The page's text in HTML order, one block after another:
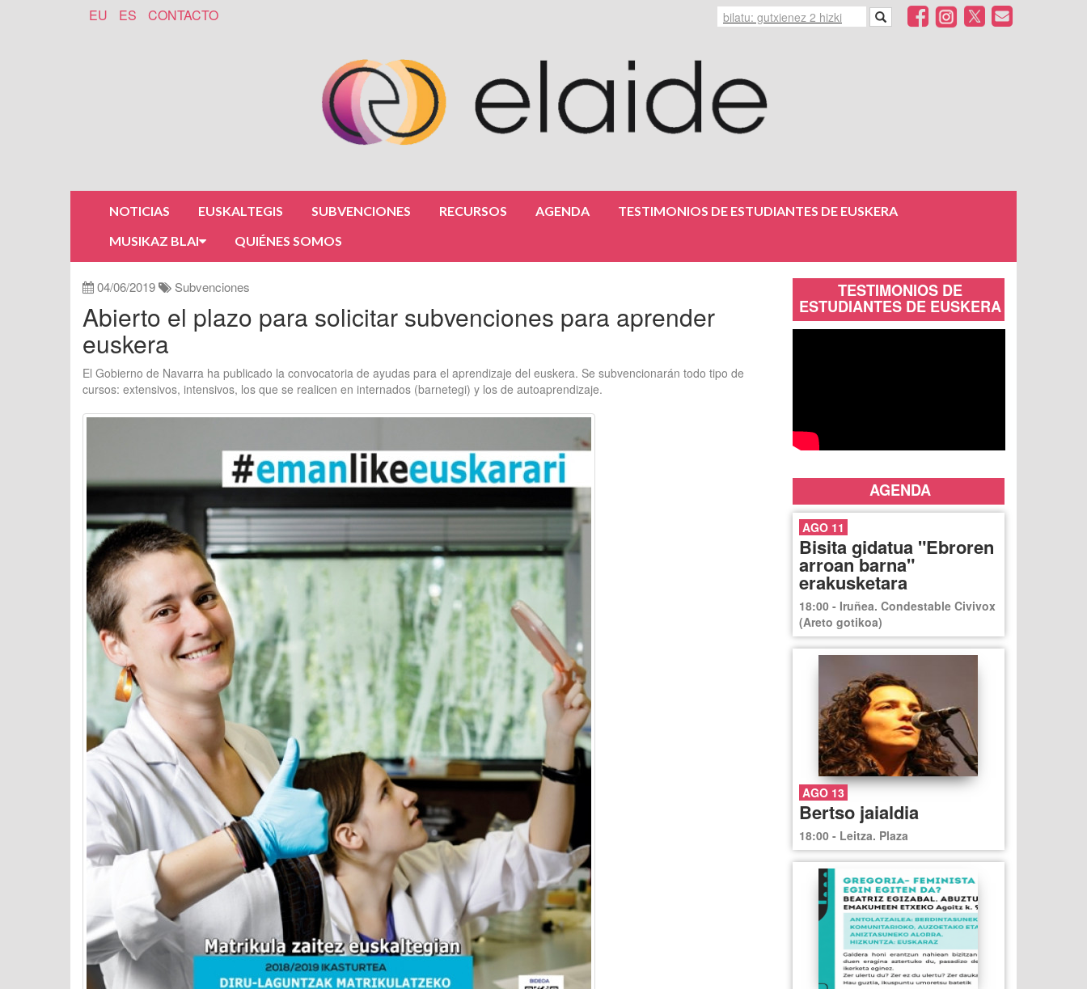
EU ES CONTACTO
NOTICIAS EUSKALTEGIS SUBVENCIONES RECURSOS AGENDA
TESTIMONIOS DE ESTUDIANTES DE EUSKERA
MUSIKAZ BLAI
QUIÉNES SOMOS
04/06/2019 Subvenciones
Abierto el plazo para solicitar subvenciones para aprender
euskera
El Gobierno de Navarra ha publicado la convocatoria de ayudas para el aprendizaje del euskera. Se subvencionarán todo tipo de
cursos: extensivos, intensivos, los que se realicen en internados (barnetegi) y los de autoaprendizaje.
TESTIMONIOS DE
ESTUDIANTES DE EUSKERA
AGENDA
AGO 11
Bisita gidatua "Ebroren
arroan barna"
erakusketara
18:00 - Iruñea. Condestable Civivox
(Areto gotikoa)
AGO 13
Bertso jaialdia
18:00 - Leitza. Plaza